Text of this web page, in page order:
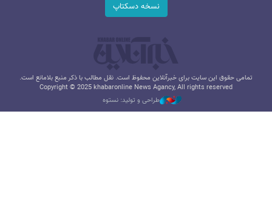
نسخه دسکتاپ
تمامی حقوق این سایت برای خبرآنلاین محفوظ است. نقل مطالب با ذکر منبع بلامانع است.
Copyright © 2025 khabaronline News Agancy, All rights reserved
طراحی و تولید: نستوه